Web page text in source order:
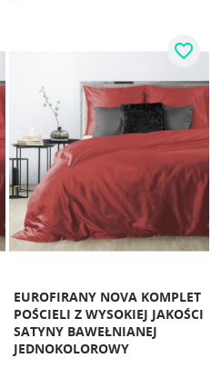
EUROFIRANY NOVA KOMPLET
POŚCIELI Z WYSOKIEJ JAKOŚCI
SATYNY BAWEŁNIANEJ
JEDNOKOLOROWY
favorite_border